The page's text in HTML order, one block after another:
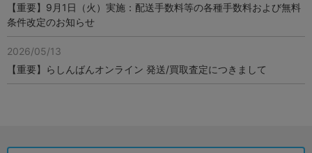
【重要】9月1日（火）実施：配送手数料等の各種手数料および無料
条件改定のお知らせ
2026/05/13
【重要】らしんばんオンライン 発送/買取査定につきまして